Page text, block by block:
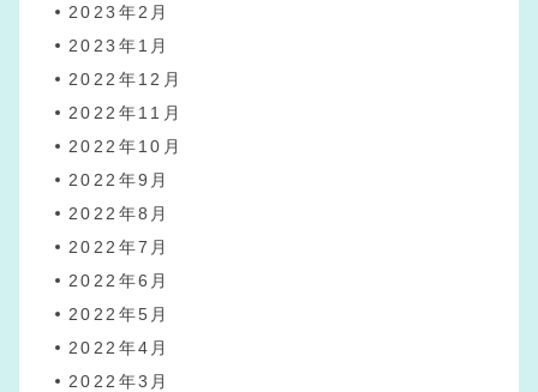
2023年2月
2023年1月
2022年12月
2022年11月
2022年10月
2022年9月
2022年8月
2022年7月
2022年6月
2022年5月
2022年4月
2022年3月